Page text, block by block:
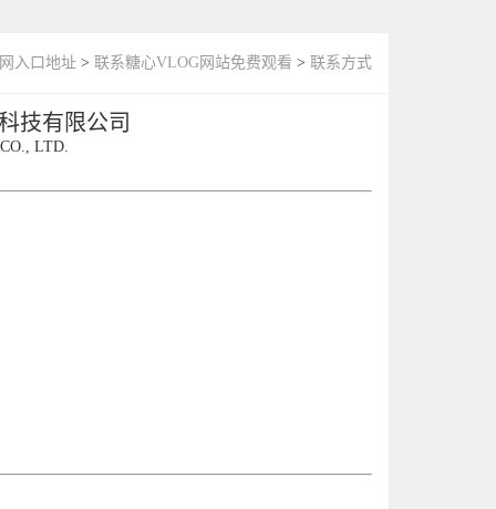
入口地址 > 联系糖心VLOG网站免费观看 > 联系方式
技有限公司
LTD.